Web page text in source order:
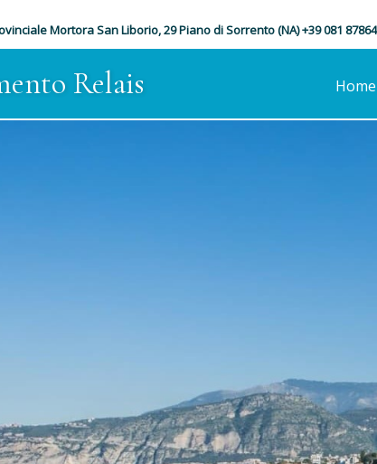
Mortora San Liborio, 29 Piano di Sorrento (NA) +39 081
Relais